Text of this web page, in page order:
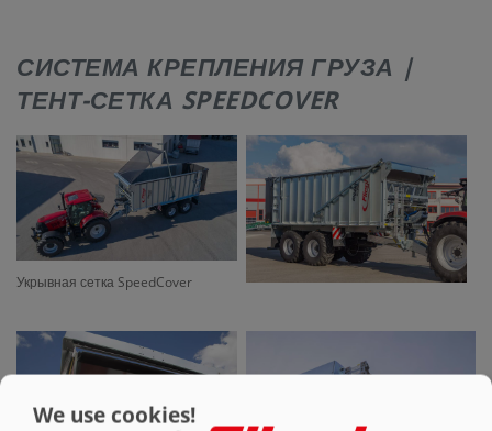
СИСТЕМА КРЕПЛЕНИЯ ГРУЗА |
ТЕНТ-СЕТКА SPEEDCOVER
Укрывная сетка SpeedCover
We use cookies!